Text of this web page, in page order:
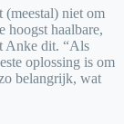
(meestal) niet om
hoogst haalbare,
Anke dit. “Als
oplossing is om
belangrijk, wat